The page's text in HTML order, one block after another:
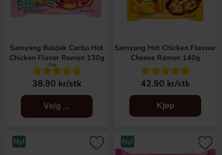
forberedes ved å tilsette noen få ingredienser, og
grunnleggende ingredienser for å skape dine egne
I denne kategorien finner du med andre ord massevis av
forskjellige ting som gjør matlagingen morsommere og
enklere.
Samyang Buldak Carbo Hot
Chicken Flavor Ramen 130g
Fra
38.90 kr/stk
Velg ...
Samyang Hot Chicken Flavour
Cheese Ramen 140g
42.90 kr/stk
Kjøp
Ny! Ny!